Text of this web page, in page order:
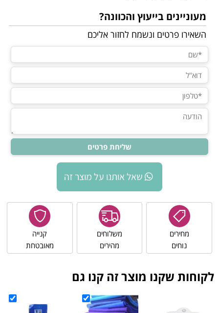
מעוניינים בייעוץ והכוונה?
השאירו פרטים ונשמח לחזור אליכם
שאל אותנו על מוצר זה
מחירים
נוחים
משלוחים
מהירים
קנייה
מאובטחת
לקוחות שקנו מוצר זה קנו גם